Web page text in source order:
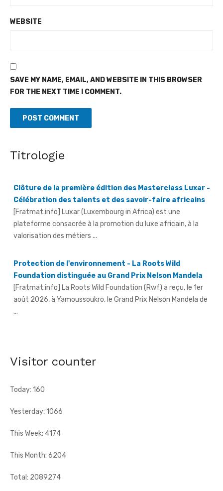
WEBSITE
SAVE MY NAME, EMAIL, AND WEBSITE IN THIS BROWSER
FOR THE NEXT TIME I COMMENT.
Titrologie
Clôture de la première édition des Masterclass Luxar -
[Fratmat.info] Luxar (Luxembourg in Africa) est une
plateforme consacrée à la promotion du luxe africain, à la
valorisation des métiers ...
Protection de l'environnement - La Roots Wild
[Fratmat.info] La Roots Wild Foundation (Rwf) a reçu, le 1er
août 2026, à Yamoussoukro, le Grand Prix Nelson Mandela de
...
justifient, selon la Fif, son choix ...
Visitor counter
Today: 160
Yesterday: 1066
This Week: 4174
This Month: 6204
Total: 2089274